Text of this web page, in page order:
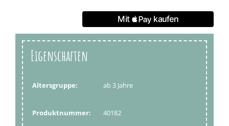
Eigenschaften
Altersgruppe: ab 3 Jahre
Produktnummer: 40182